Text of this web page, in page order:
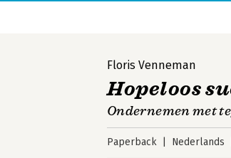
Floris Venneman
Hopeloos
Ondernemen met
Paperback Nederlands